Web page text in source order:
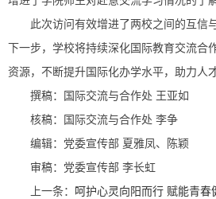
此次访问有效增进了两校之间的互信
下一步，学校将持续深化国际教育交流合
资源，不断提升国际化办学水平，助力人
撰稿：国际交流与合作处 王亚如
核稿：国际交流与合作处 李争
编辑：党委宣传部 夏雅凤、陈颖
审稿：党委宣传部 李长虹
上一条：
呵护心灵向阳而行 赋能青